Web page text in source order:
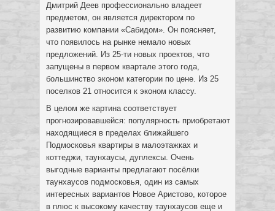
Дмитрий Деев профессионально владеет
предметом, он является директором по
развитию компании «Сабидом». Он поясняет,
что появилось на рынке немало новых
предложений. Из 25-ти новых проектов, что
запущены в первом квартале этого года,
большинство эконом категории по цене. Из 25
поселков 21 относится к эконом классу.
В целом же картина соответствует
прогнозировавшейся: популярность приобретают
находящиеся в пределах ближайшего
Подмосковья квартиры в малоэтажках и
коттеджи, таунхаусы, дуплексы. Очень
выгодные варианты предлагают посёлки
таунхаусов подмосковья, один из самых
интересных вариантов Новое Аристово, которое
в плюс к высокому качеству таунхаусов еще и